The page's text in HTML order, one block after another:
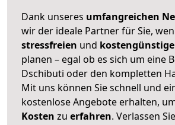
Dank unseres umfangreichen
wir der ideale Partner für Sie,
stressfreien und
planen – egal ob es sich um eine
Dschibuti oder den kompletten
Mit uns können Sie schnell und
kostenlose Angebote erhalten,
Kosten zu erfahren. Verlassen